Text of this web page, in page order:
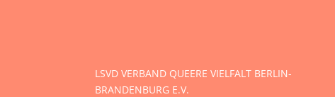
LSVD VERBAND QUEERE VIELFALT BERLIN-
BRANDENBURG E.V.